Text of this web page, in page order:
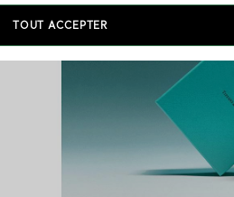
Bagues Eternité
TOUT ACCEPTER